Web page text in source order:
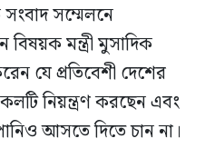
সম্মেলনে
বিষয়ক মন্ত্রী মুসাদিক
যে প্রতিবেশী দেশের
কলটি নিয়ন্ত্রণ করছেন এবং
আসতে দিতে চান না।